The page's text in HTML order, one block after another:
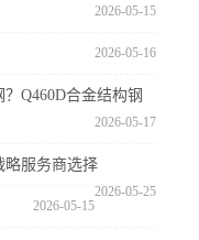
2026-05-15
2026-05-16
Q460D合金结构钢
2026-05-17
略服务商选择
2026-05-25
2026-05-15